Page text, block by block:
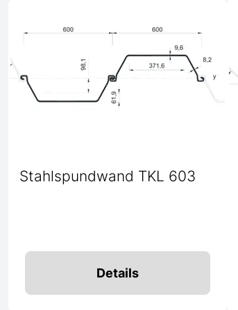
Stahlspundwand TKL 603
Details